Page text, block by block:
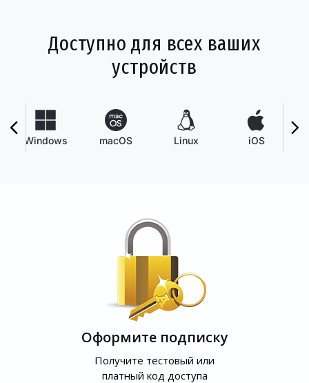
Доступно для всех ваших
устройств
Windows macOS Linux iOS
Оформите подписку
Получите тестовый или
платный код доступа